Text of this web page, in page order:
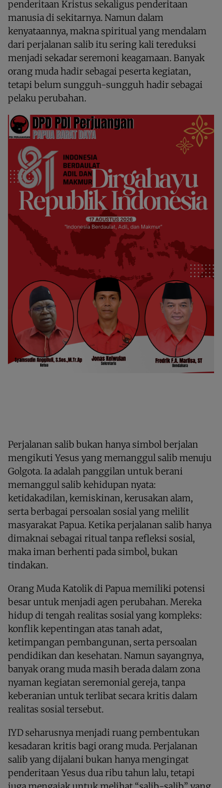
penderitaan Kristus sekaligus penderitaan
manusia di sekitarnya. Namun dalam
kenyataannya, makna spiritual yang mendalam
dari perjalanan salib itu sering kali tereduksi
menjadi sekadar seremoni keagamaan. Banyak
orang muda hadir sebagai peserta kegiatan,
tetapi belum sungguh-sungguh hadir sebagai
pelaku perubahan.
Perjalanan salib bukan hanya simbol berjalan
mengikuti Yesus yang memanggul salib menuju
Golgota. Ia adalah panggilan untuk berani
memanggul salib kehidupan nyata:
ketidakadilan, kemiskinan, kerusakan alam,
serta berbagai persoalan sosial yang melilit
masyarakat Papua. Ketika perjalanan salib hanya
dimaknai sebagai ritual tanpa refleksi sosial,
maka iman berhenti pada simbol, bukan
tindakan.
Orang Muda Katolik di Papua memiliki potensi
besar untuk menjadi agen perubahan. Mereka
hidup di tengah realitas sosial yang kompleks:
konflik kepentingan atas tanah adat,
ketimpangan pembangunan, serta persoalan
pendidikan dan kesehatan. Namun sayangnya,
banyak orang muda masih berada dalam zona
nyaman kegiatan seremonial gereja, tanpa
keberanian untuk terlibat secara kritis dalam
realitas sosial tersebut.
IYD seharusnya menjadi ruang pembentukan
kesadaran kritis bagi orang muda. Perjalanan
salib yang dijalani bukan hanya mengingat
penderitaan Yesus dua ribu tahun lalu, tetapi